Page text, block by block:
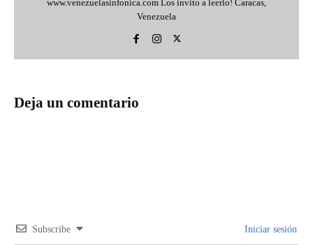
www.venezuelasinfonica.com Los invito a leerlo! Caracas,
Venezuela
Deja un comentario
Subscribe Iniciar sesión